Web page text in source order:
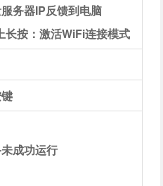
务器IP反馈到电脑
按：激活WiFi连接模式
成功运行